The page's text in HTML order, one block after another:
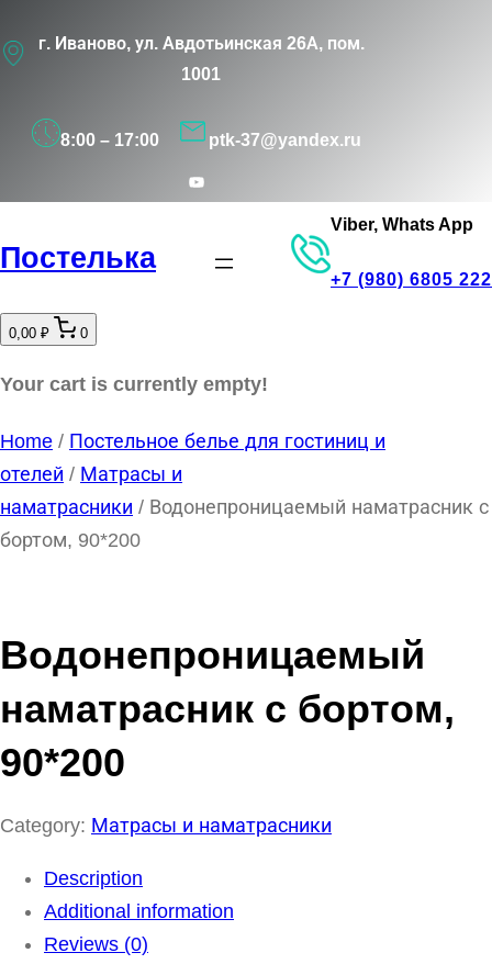
к
г. Иваново, ул. Авдотьинская 26А, пом.
1001
8:00 – 17:00 ptk-37@yandex.ru
YouTube
Постелька
Viber, Whats App
+7 (980) 6805 222
0,00 ₽ 0
Your cart is currently empty!
Home / Постельное белье для гостиниц и
отелей / Матрасы и
наматрасники / Водонепроницаемый наматрасник с
бортом, 90*200
Водонепроницаемый
наматрасник с бортом,
90*200
Category: Матрасы и наматрасники
Description
Additional information
Reviews (0)